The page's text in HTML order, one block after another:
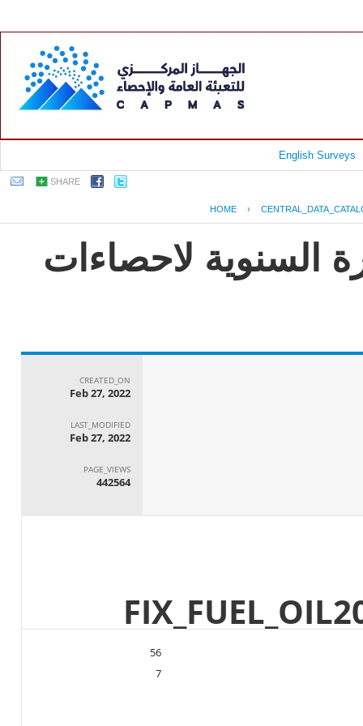
English Surveys
SHARE
HOME ›
السنوية لاحصاءات
CREATED_ON
Feb 27, 2022
LAST_MODIFIED
Feb 27, 2022
PAGE_VIEWS
442564
56
7